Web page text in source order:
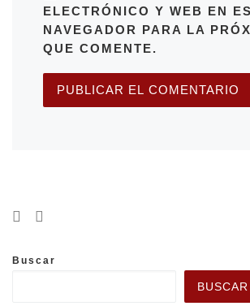
ELECTRÓNICO Y WEB EN
NAVEGADOR PARA LA
QUE COMENTE.
Buscar
BUSCAR